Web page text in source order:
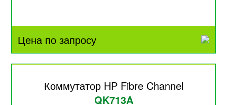
Цена по запросу
Коммутатор HP Fibre Channel
QK713A